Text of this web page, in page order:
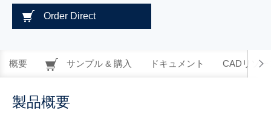
Order Direct
概要 サンプル & 購入 ドキュメント CADリソー
製品概要